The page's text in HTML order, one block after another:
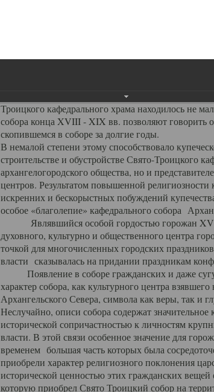
Масштабность, благолепие и богатство собора,
заслуженно выделяя из многочисленных
иконостас украшенный колоннами ионического
царскими вратами, изящным фронтоном и
собой поистине художественную ценность. В
шитьем, многочисленными предметами
неповторимый красочный ансамбль
поражающий воображение своих посетителей. В
Троицкого кафедрального храма находилось не
собора конца XVIII - XIX вв. позволяют говорить
скопившемся в соборе за долгие годы.
В немалой степени этому способствовало
строительстве и обустройстве Свято-Троицкого
архангелогородского общества, но и
центров. Результатом повышенной
искренних и бескорыстных побуждений
особое «благолепие» кафедрального собора
Являвшийся особой гордостью горожан
духовного, культурно и общественного центра
точкой для многочисленных городских
власти сказывалась на придании праздникам
Появление в соборе гражданских и даже
характер собора, как культурного центра
Архангельского Севера, символа как веры, так и
Неслучайно, описи собора содержат значительное
исторической сопричастностью к личностям
власти. В этой связи особенное значение для
временем большая часть которых была
приобрели характер религиозного поклонения
исторической ценностью этих гражданских
которую приобрел Свято Троицкий собор на